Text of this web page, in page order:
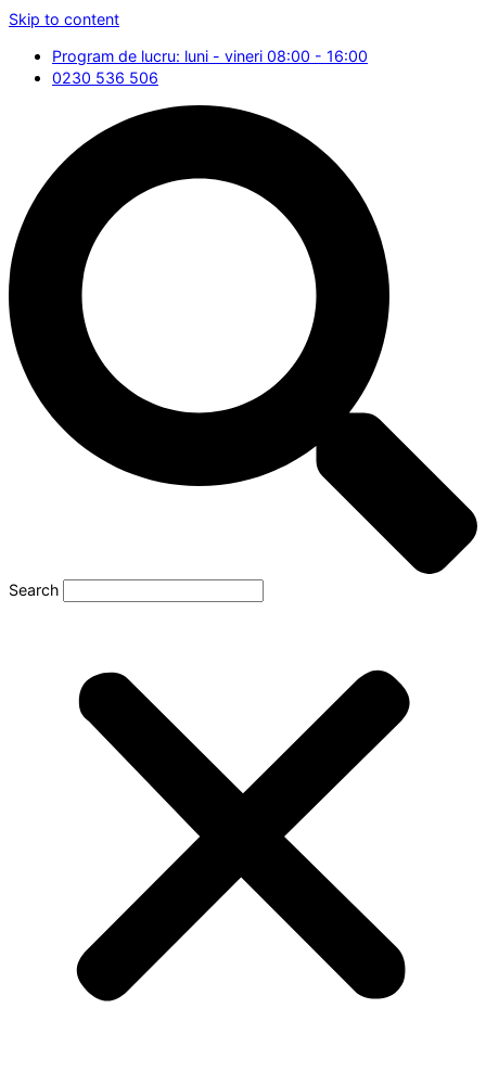
Skip to content
Program de lucru: luni - vineri 08:00 - 16:00
0230 536 506
Search